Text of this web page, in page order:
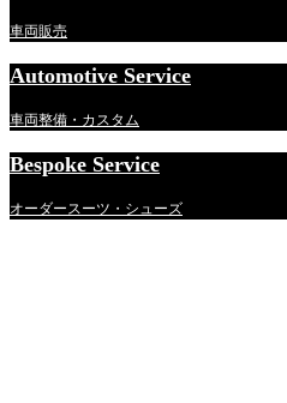
一
覧
車両販売
Automotive Service
車両整備・カスタム
Bespoke Service
オーダースーツ・シューズ